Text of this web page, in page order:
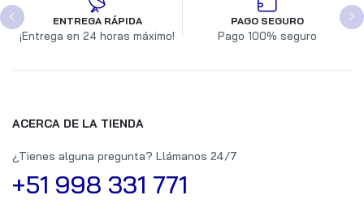
ENTREGA RÁPIDA
¡Entrega en 24 horas máximo!
PAGO SEGURO
Pago 100% seguro
ACERCA DE LA TIENDA
¿Tienes alguna pregunta? Llámanos 24/7
+51 998 331 771